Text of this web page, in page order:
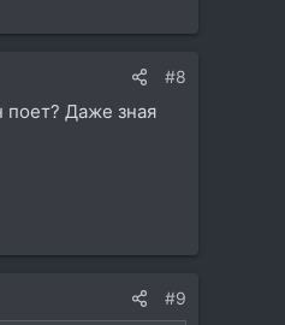
#8
поет? Даже зная
#9